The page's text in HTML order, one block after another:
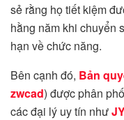
sẻ rằng họ tiết kiệm
hằng năm khi chuyển
hạn về chức năng.
Bên cạnh đó, Bản
zwcad) được phân
các đại lý uy tín như